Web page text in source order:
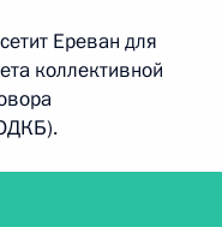
Ереван для
коллективной